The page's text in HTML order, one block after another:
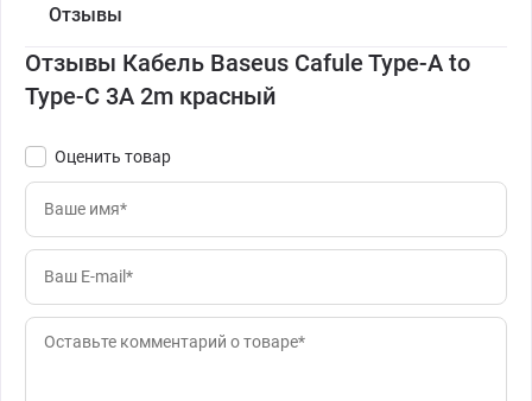
Отзывы
Отзывы Кабель Baseus Cafule Type-A to
Type-C 3A 2m красный
Оценить товар